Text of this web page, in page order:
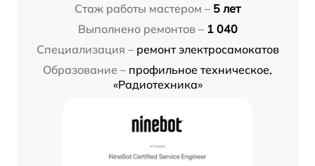
Стаж работы мастером – 5 лет
Выполнено ремонтов – 1 040
Специализация – ремонт электросамокатов
Образование – профильное техническое,
«Радиотехника»